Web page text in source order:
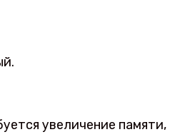
увеличение памяти,